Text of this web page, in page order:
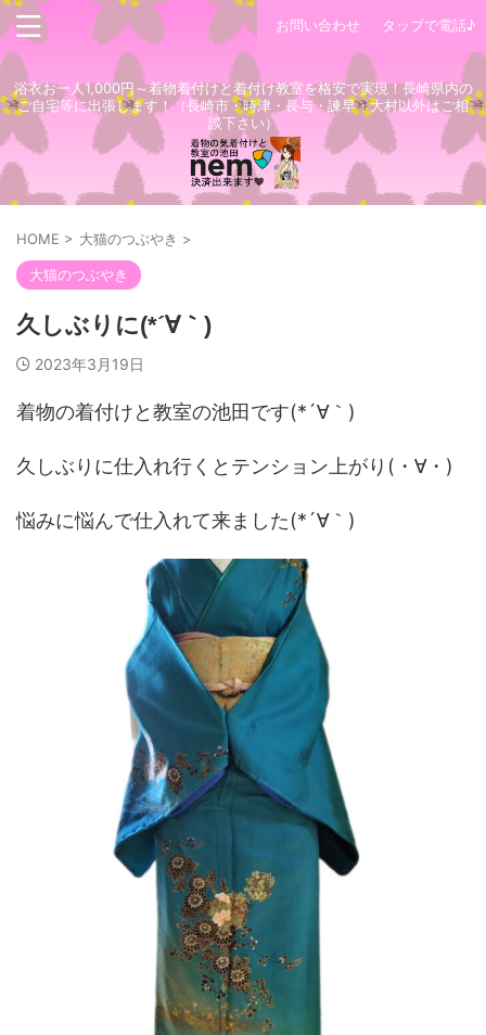
お問い合わせ タップで電話♪
浴衣お一人1,000円～着物着付けと着付け教室を格安で実現！長崎県内の
ご自宅等に出張します！（長崎市・時津・長与・諫早・大村以外はご相
談下さい）
HOME > 大猫のつぶやき >
大猫のつぶやき
久しぶりに(*´∀｀)
2023年3月19日
着物の着付けと教室の池田です(*´∀｀)
久しぶりに仕入れ行くとテンション上がり(・∀・)
悩みに悩んで仕入れて来ました(*´∀｀)